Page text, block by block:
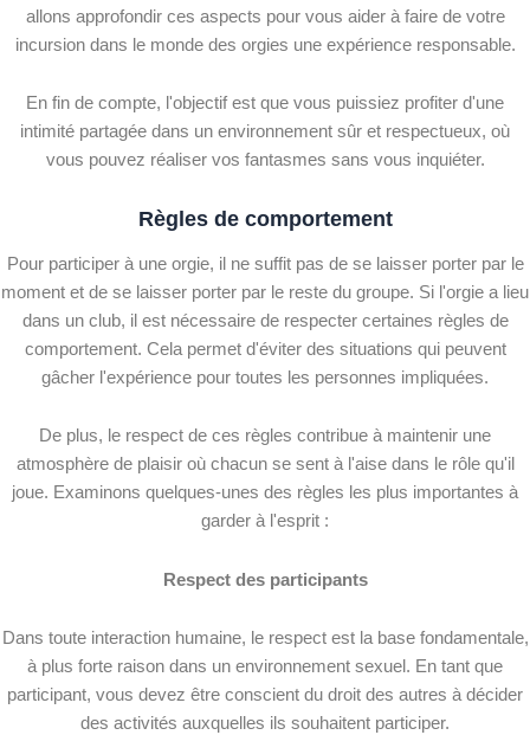
allons approfondir ces aspects pour vous aider à faire de votre
incursion dans le monde des orgies une expérience responsable.
En fin de compte, l'objectif est que vous puissiez profiter d'une
intimité partagée dans un environnement sûr et respectueux, où
vous pouvez réaliser vos fantasmes sans vous inquiéter.
Règles de comportement
Pour participer à une orgie, il ne suffit pas de se laisser porter par le
moment et de se laisser porter par le reste du groupe. Si l'orgie a lieu
dans un club, il est nécessaire de respecter certaines règles de
comportement. Cela permet d'éviter des situations qui peuvent
gâcher l'expérience pour toutes les personnes impliquées.
De plus, le respect de ces règles contribue à maintenir une
atmosphère de plaisir où chacun se sent à l'aise dans le rôle qu'il
joue. Examinons quelques-unes des règles les plus importantes à
garder à l'esprit :
Respect des participants
Dans toute interaction humaine, le respect est la base fondamentale,
à plus forte raison dans un environnement sexuel. En tant que
participant, vous devez être conscient du droit des autres à décider
des activités auxquelles ils souhaitent participer.